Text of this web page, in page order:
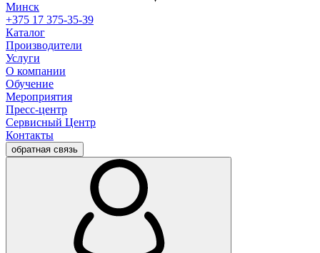
Минск
+375 17 375-35-39
Каталог
Производители
Услуги
О компании
Обучение
Мероприятия
Пресс-центр
Сервисный Центр
Контакты
обратная связь